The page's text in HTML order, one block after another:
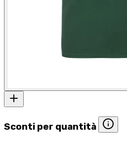
Sconti per quantità